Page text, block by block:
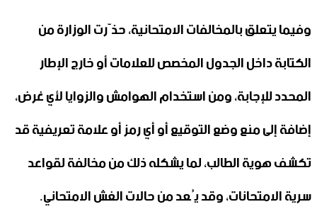
وفيما يتعلق بالمخالفات الامتحانية، حذّرت الوزارة من
الكتابة ‏داخل الجدول المخصص للعلامات أو خارج الإطار
المحدد ‌‏للإجابة، ومن استخدام الهوامش والزوايا لأي غرض،
إضافة ‏إلى منع وضع التوقيع أو أي رمز أو علامة تعريفية قد
تكشف ‌‏هوية الطالب، لما يشكله ذلك من مخالفة لقواعد
سرية ‏الامتحانات، وقد يُعد من حالات الغش الامتحاني‎.‎